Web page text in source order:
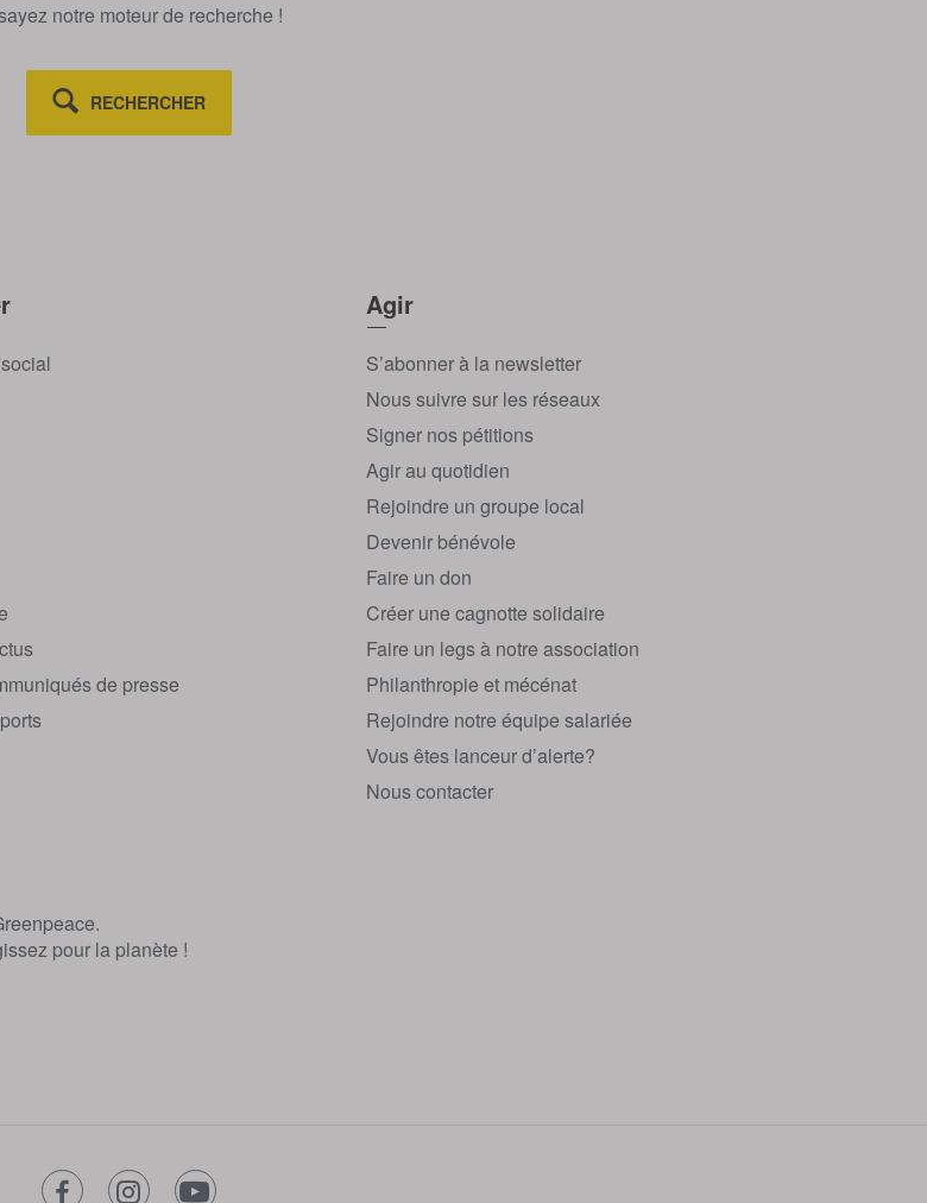
notre moteur de recherche !
RECHERCHER
de presse
Agir
S’abonner à la newsletter
Nous suivre sur les réseaux
Signer nos pétitions
Agir au quotidien
Rejoindre un groupe local
Devenir bénévole
Faire un don
Créer une cagnotte solidaire
Faire un legs à notre association
Philanthropie et mécénat
Rejoindre notre équipe salariée
Vous êtes lanceur d’alerte?
Nous contacter
pour la planète !
facebookinstagramyoutube